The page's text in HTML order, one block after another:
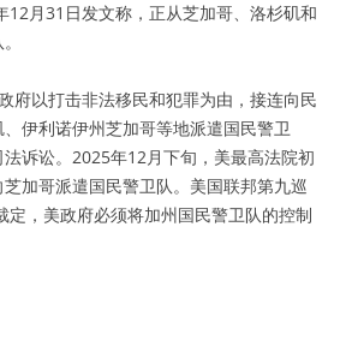
12月31日发文称，正从芝加哥、洛杉矶和
府以打击非法移民和犯罪为由，接连向民
伊利诺伊州芝加哥等地派遣国民警卫
诉讼。2025年12月下旬，美最高法院初
加哥派遣国民警卫队。美国联邦第九巡
定，美政府必须将加州国民警卫队的控制